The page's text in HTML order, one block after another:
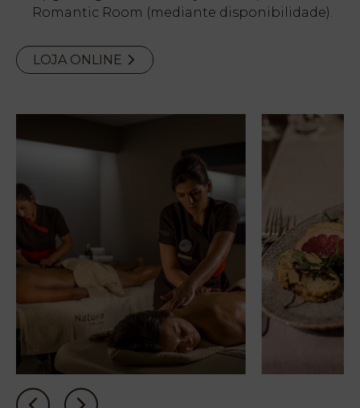
Romantic Room (mediante disponibilidade).
LOJA ONLINE